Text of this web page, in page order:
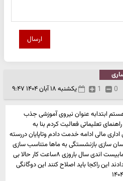
ارسال
یکشنبه ۱۸ آبان ۱۴۰۴ ۹:۴۷
0
1
ابتدابه عنوان نیروی آموزشی جذب
تعلیماتی فعالیت کردم بنا به
مالی ادامه خدمت دادم وتاپایان دررسته
سازی بازنشستگی به ماها متناسب سازی
ویاهمسانسازی تعلق نگرفت به نظرشمابیست اندی سال باروزی ۸ساعت کار حالا بی
این راکجا باید اصلاح کنند این دوگانگی